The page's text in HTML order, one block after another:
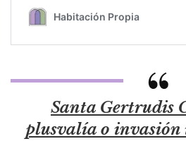
Santa Gertrudis
plusvalía o